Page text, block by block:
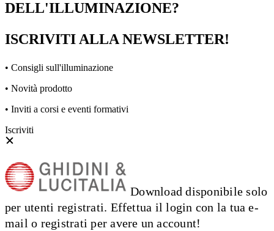
DELL'ILLUMINAZIONE?
ISCRIVITI ALLA NEWSLETTER!
• Consigli sull'illuminazione
• Novità prodotto
• Inviti a corsi e eventi formativi
Iscriviti
Download disponibile solo
per utenti registrati. Effettua il login con la tua e-
mail o registrati per avere un account!